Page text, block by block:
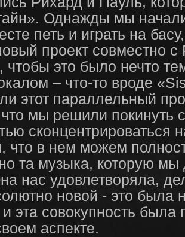
Однажды мы начали
петь и играть на
проект совместно
чтобы это было нечто
– что-то вроде
этот параллельный
мы решили покинуть
что в нем можем
та музыка, которую мы
нас удовлетворяла,
новой - это была
эта совокупность была
аспекте.